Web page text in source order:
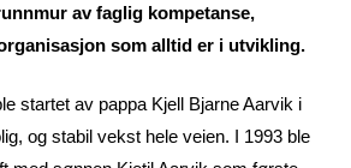
av faglig kompetanse,
som alltid er i utvikling.
startet av pappa Kjell Bjarne Aarvik i
og stabil vekst hele veien. I 1993 ble